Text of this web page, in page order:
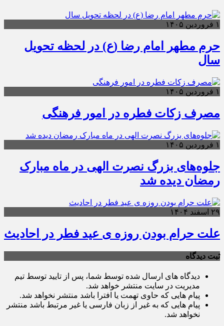
۱ فروردین ۱۴۰۵
حرم مطهر امام رضا (ع) در لحظه تحویل
سال
۱ فروردین ۱۴۰۵
مصرف زکات فطره در امور فرهنگی
۱ فروردین ۱۴۰۵
جلوه‌های بزرگ نصرت الهی در ماه مبارک
رمضان دیده شد
۲۹ اسفند ۱۴۰۴
علت حرام بودن روزه ی عید فطر در احادیث
ثبت دیدگاه
دیدگاه های ارسال شده توسط شما، پس از تایید توسط تیم
مدیریت در سایت منتشر خواهد شد.
پیام هایی که حاوی تهمت یا افترا باشد منتشر نخواهد شد.
پیام هایی که به غیر از زبان فارسی یا غیر مرتبط باشد منتشر
نخواهد شد.